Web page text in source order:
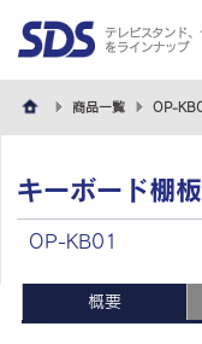
テレビスタンド
をラインナップ
商品一覧 OP-
キーボード棚板
OP-KB01
概要